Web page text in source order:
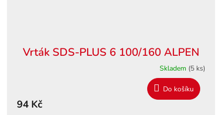
Vrták SDS-PLUS 6 100/160 ALPEN
Skladem (5 ks)
94 Kč
Do košíku